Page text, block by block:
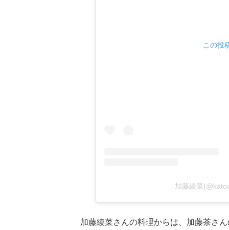
この投
加藤綾菜
加藤綾菜さんの料理からは、加藤茶さ